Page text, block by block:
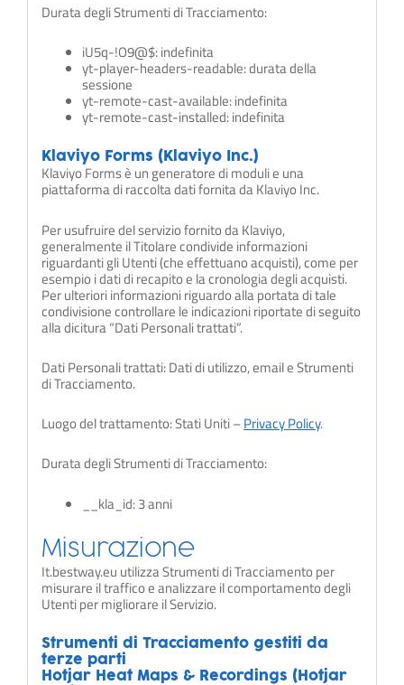
Durata degli Strumenti di Tracciamento:
iU5q-!O9@$: indefinita
yt-player-headers-readable: durata della
sessione
yt-remote-cast-available: indefinita
yt-remote-cast-installed: indefinita
Klaviyo Forms (Klaviyo Inc.)
Klaviyo Forms è un generatore di moduli e una
piattaforma di raccolta dati fornita da Klaviyo Inc.
Per usufruire del servizio fornito da Klaviyo,
generalmente il Titolare condivide informazioni
riguardanti gli Utenti (che effettuano acquisti), come per
esempio i dati di recapito e la cronologia degli acquisti.
Per ulteriori informazioni riguardo alla portata di tale
condivisione controllare le indicazioni riportate di seguito
alla dicitura “Dati Personali trattati”.
Dati Personali trattati: Dati di utilizzo, email e Strumenti
di Tracciamento.
Luogo del trattamento: Stati Uniti –Privacy Policy.
Durata degli Strumenti di Tracciamento:
__kla_id: 3 anni
Misurazione
It.bestway.eu utilizza Strumenti di Tracciamento per
misurare il traffico e analizzare il comportamento degli
Utenti per migliorare il Servizio.
Strumenti di Tracciamento gestiti da
terze parti
Hotjar Heat Maps & Recordings (Hotjar